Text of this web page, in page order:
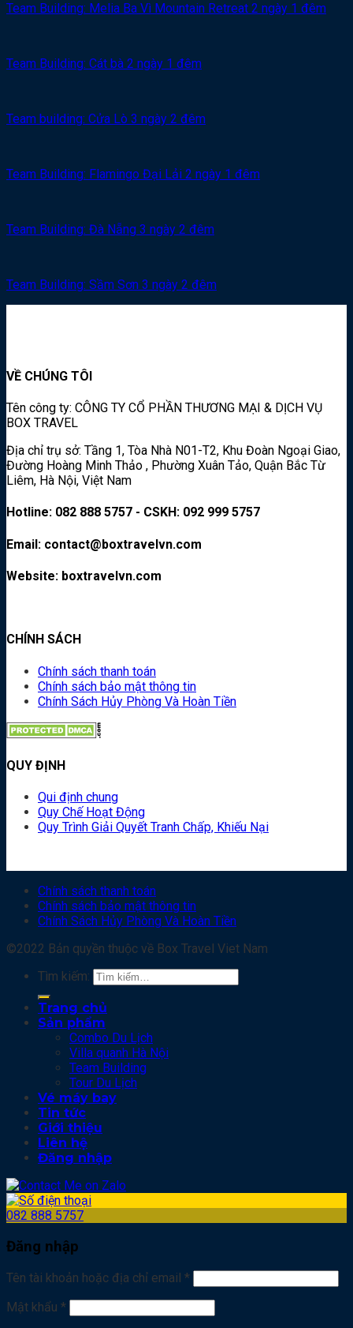
Team Building: Melia Ba Vì Mountain Retreat 2 ngày 1 đêm
Team Building: Cát bà 2 ngày 1 đêm
Team building: Cửa Lò 3 ngày 2 đêm
Team Building: Flamingo Đại Lải 2 ngày 1 đêm
Team Building: Đà Nẵng 3 ngày 2 đêm
Team Building: Sầm Sơn 3 ngày 2 đêm
VỀ CHÚNG TÔI
Tên công ty: CÔNG TY CỔ PHẦN THƯƠNG MẠI & DỊCH VỤ
BOX TRAVEL
Địa chỉ trụ sở: Tầng 1, Tòa Nhà N01-T2, Khu Đoàn Ngoại Giao,
Đường Hoàng Minh Thảo , Phường Xuân Tảo, Quận Bắc Từ
Liêm, Hà Nội, Việt Nam
Hotline: 082 888 5757 - CSKH: 092 999 5757
Email: contact@boxtravelvn.com
Website: boxtravelvn.com
CHÍNH SÁCH
Chính sách thanh toán
Chính sách bảo mật thông tin
Chính Sách Hủy Phòng Và Hoàn Tiền
QUY ĐỊNH
Qui định chung
Quy Chế Hoạt Động
Quy Trình Giải Quyết Tranh Chấp, Khiếu Nại
Chính sách thanh toán
Chính sách bảo mật thông tin
Chính Sách Hủy Phòng Và Hoàn Tiền
©2022 Bản quyền thuộc về Box Travel Viet Nam
Tìm kiếm:
Trang chủ
Sản phẩm
Combo Du Lịch
Villa quanh Hà Nội
Team Building
Tour Du Lịch
Vé máy bay
Tin tức
Giới thiệu
Liên hệ
Đăng nhập
082 888 5757
Đăng nhập
Tên tài khoản hoặc địa chỉ email *
Mật khẩu *